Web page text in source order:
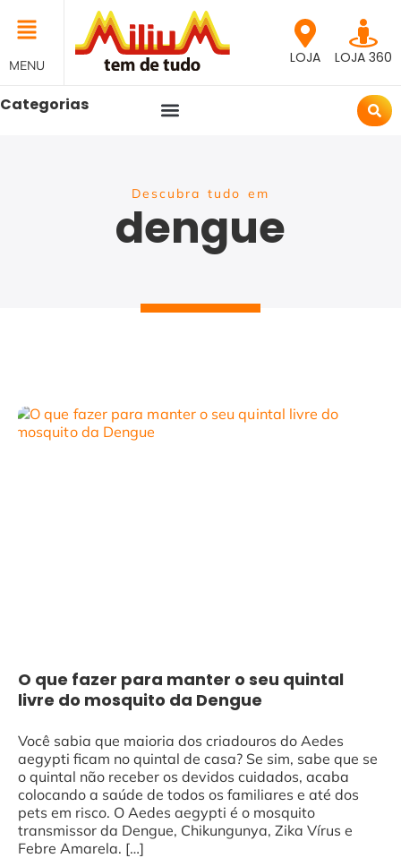
MENU LOJA LOJA 360
Categorias
Descubra tudo em
dengue
O que fazer para manter o seu quintal
livre do mosquito da Dengue
Você sabia que maioria dos criadouros do Aedes
aegypti ficam no quintal de casa? Se sim, sabe que se
o quintal não receber os devidos cuidados, acaba
colocando a saúde de todos os familiares e até dos
pets em risco. O Aedes aegypti é o mosquito
transmissor da Dengue, Chikungunya, Zika Vírus e
Febre Amarela. […]